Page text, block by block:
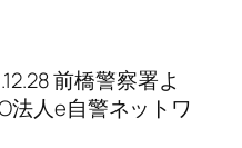
前橋警察署よ
法人e自警ネットワ